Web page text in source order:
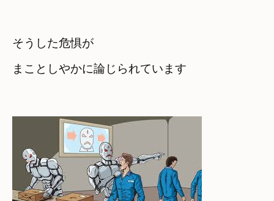
そうした危惧が
まことしやかに論じられています